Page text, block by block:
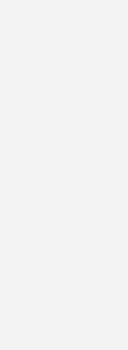
soll ab dem 1.
verpflichten, ihren
für jeden Monat
und in Kooperation
einen Gestaltungsvorschlag für
entwickelt. „So können private und
auf einen Blick ihren
erkennen und können ihn
erklärt Dr. Lars-Arvid Brischke,
nachhaltige Energiesysteme am Ifeu.
Mieterinnen und Mieter:
Energieverbräuche für Heizung
im Vergleich zu anderen